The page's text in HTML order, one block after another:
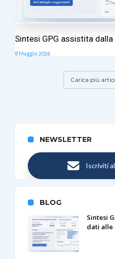
Sintesi GPG assistita
8 Maggio 2026
Carica più
NEWSLETTER
Iscriviti
BLOG
Sintesi
dati alle